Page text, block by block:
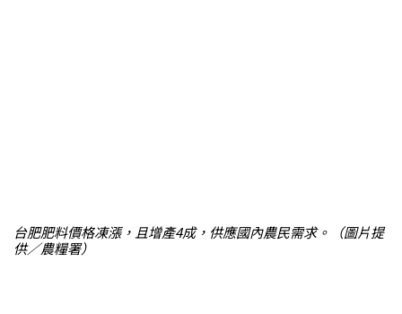
台肥肥料價格凍漲，且增產4成，供應國內農民需求。（圖片提
供／農糧署）